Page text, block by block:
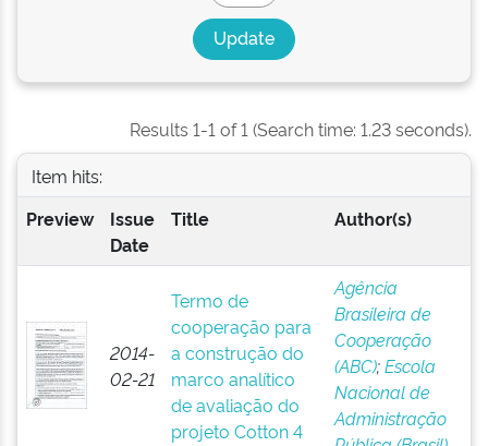
Results 1-1 of 1 (Search time: 1.23 seconds).
Item hits:
Preview
Issue
Date
Title Author(s)
2014-
02-21
Termo de
cooperação para
a construção do
marco analítico
de avaliação do
projeto Cotton 4
Agência
Brasileira de
Cooperação
(ABC);Escola
Nacional de
Administração